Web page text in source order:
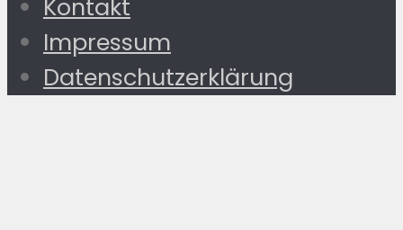
Kontakt
Impressum
Datenschutzerklärung